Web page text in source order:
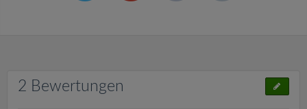
2 Bewertungen